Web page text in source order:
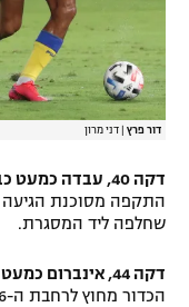
דור פרץ דני מרון
דקה 40, עבדה כמעט כבש לפ"ת:
התקפה מסוכנת הגיעה
שחלפה ליד המסגרת.
דקה 44, אינברום כמעט הפתיע את טננבאום!: